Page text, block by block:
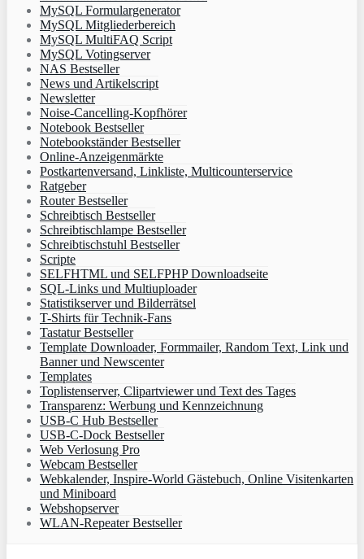
MySQL Formulargenerator
MySQL Mitgliederbereich
MySQL MultiFAQ Script
MySQL Votingserver
NAS Bestseller
News und Artikelscript
Newsletter
Noise-Cancelling-Kopfhörer
Notebook Bestseller
Notebookständer Bestseller
Online-Anzeigenmärkte
Postkartenversand, Linkliste, Multicounterservice
Ratgeber
Router Bestseller
Schreibtisch Bestseller
Schreibtischlampe Bestseller
Schreibtischstuhl Bestseller
Scripte
SELFHTML und SELFPHP Downloadseite
SQL-Links und Multiuploader
Statistikserver und Bilderrätsel
T-Shirts für Technik-Fans
Tastatur Bestseller
Template Downloader, Formmailer, Random Text, Link und
Banner und Newscenter
Templates
Toplistenserver, Clipartviewer und Text des Tages
Transparenz: Werbung und Kennzeichnung
USB-C Hub Bestseller
USB-C-Dock Bestseller
Web Verlosung Pro
Webcam Bestseller
Webkalender, Inspire-World Gästebuch, Online Visitenkarten
und Miniboard
Webshopserver
WLAN-Repeater Bestseller